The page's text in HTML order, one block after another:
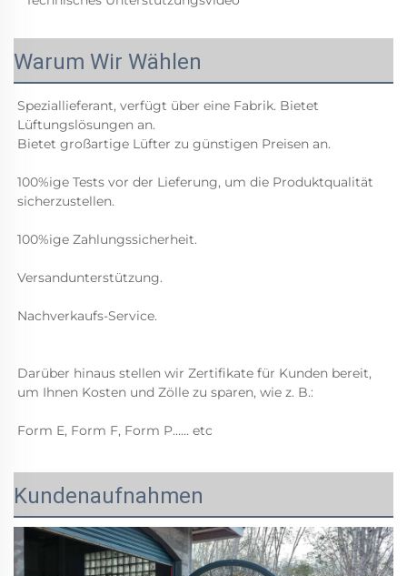
Warum Wir Wählen
Speziallieferant, verfügt über eine Fabrik. Bietet
Lüftungslösungen an.
Bietet großartige Lüfter zu günstigen Preisen an.
100%ige Tests vor der Lieferung, um die Produktqualität
sicherzustellen.
100%ige Zahlungssicherheit.
Versandunterstützung.
Nachverkaufs-Service.
Darüber hinaus stellen wir Zertifikate für Kunden bereit,
um Ihnen Kosten und Zölle zu sparen, wie z. B.:
Form E, Form F, Form P…… etc
Kundenaufnahmen